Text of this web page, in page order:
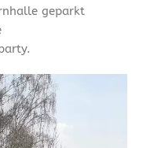
geparkt